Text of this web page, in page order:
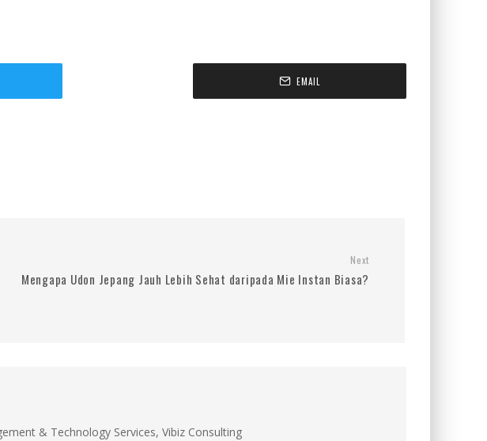
EMAIL
Next
Mengapa Udon Jepang Jauh Lebih Sehat daripada Mie Instan Biasa?
& Technology Services, Vibiz Consulting